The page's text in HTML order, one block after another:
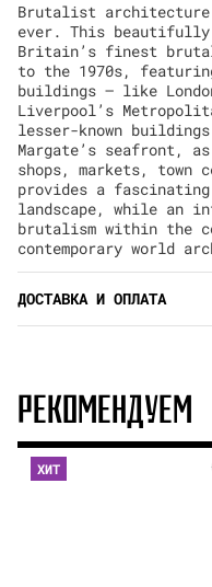
Brutalist architecture
ever. This beautifully
Britain’s finest
to the 1970s,
buildings – like
Liverpool’s
lesser-known
Margate’s seafront,
shops, markets, town
provides a
landscape, while an
brutalism within the
contemporary world
ДОСТАВКА И ОПЛАТА
РЕКОМЕНДУЕМ
ХИТ